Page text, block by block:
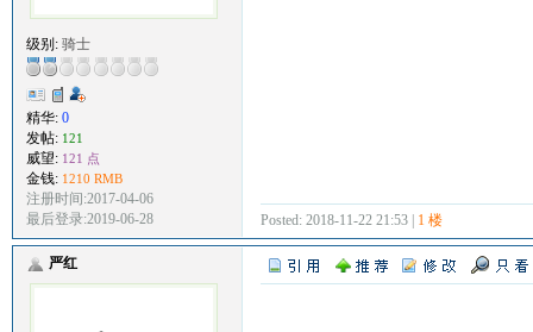
级别: 骑士
精华: 0
发帖: 121
威望: 121 点
金钱: 1210 RMB
注册时间:2017-04-06
最后登录:2019-06-28
Posted: 2018-11-22 21:53 | 1 楼
严红